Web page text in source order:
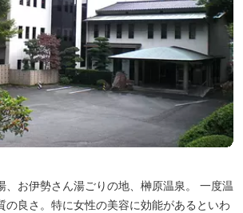
、お伊勢さん湯ごりの地、榊原温泉。 一度温
の良さ。特に女性の美容に効能があるといわ